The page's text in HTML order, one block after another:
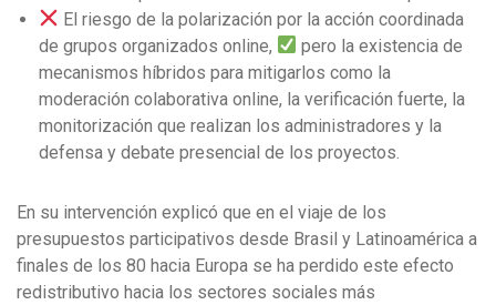
El riesgo de la polarización por la acción coordinada
de grupos organizados online,
pero la existencia de
mecanismos híbridos para mitigarlos como la
moderación colaborativa online, la verificación fuerte, la
monitorización que realizan los administradores y la
defensa y debate presencial de los proyectos.
En su intervención explicó que en el viaje de los
presupuestos participativos desde Brasil y Latinoamérica a
finales de los 80 hacia Europa se ha perdido este efecto
redistributivo hacia los sectores sociales más